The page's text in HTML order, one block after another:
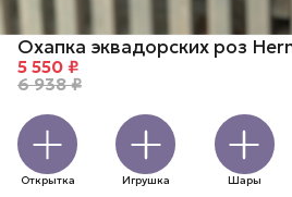
Охапка эквадорских роз
5 550 ₽
6 938 ₽
Открытка Игрушка Шары